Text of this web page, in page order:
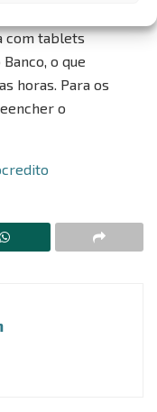
com tablets
o que
horas. Para os
o